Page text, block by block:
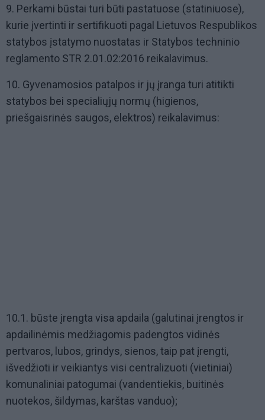
9. Perkami būstai turi būti pastatuose (statiniuose),
kurie įvertinti ir sertifikuoti pagal Lietuvos Respublikos
statybos įstatymo nuostatas ir Statybos techninio
reglamento STR 2.01.02:2016 reikalavimus.
10. Gyvenamosios patalpos ir jų įranga turi atitikti
statybos bei specialiųjų normų (higienos,
priešgaisrinės saugos, elektros) reikalavimus:
10.1. būste įrengta visa apdaila (galutinai įrengtos ir
apdailinėmis medžiagomis padengtos vidinės
pertvaros, lubos, grindys, sienos, taip pat įrengti,
išvedžioti ir veikiantys visi centralizuoti (vietiniai)
komunaliniai patogumai (vandentiekis, buitinės
nuotekos, šildymas, karštas vanduo);